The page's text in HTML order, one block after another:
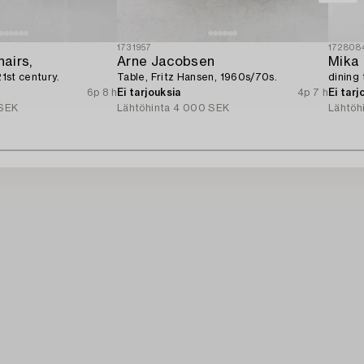
century.
6p 8 h
1731957
Arne Jacobsen
Table, Fritz Hansen, 1960s/70s.
Ei tarjouksia
4p 7 h
Lähtöhinta 4 000 SEK
Mika
dining
Ei